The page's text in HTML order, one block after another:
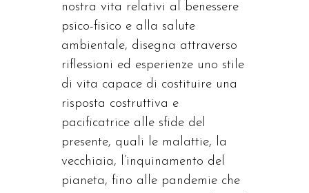
nostra vita relativi al benessere
psico-fisico e alla salute
ambientale, disegna attraverso
riflessioni ed esperienze uno stile
di vita capace di costituire una
risposta costruttiva e
pacificatrice alle sfide del
presente, quali le malattie, la
vecchiaia, l’inquinamento del
pianeta, fino alle pandemie che